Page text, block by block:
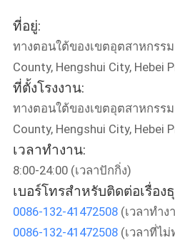
เกี่ยว
กับ
เรา
ทัวร์
โรงงาน
ควบคุม
ที่อยู่:
ทางตอนใต้ของเขตอุตสาหกรรม
County, Hengshui City, Hebei
ที่ตั้งโรงงาน:
ทางตอนใต้ของเขตอุตสาหกรรม
County, Hengshui City, Hebei
เวลาทำงาน:
8:00-24:00 (เวลาปักกิ่ง)
เบอร์โทรสำหรับติดต่อเรื่อง
0086-132-41472508(เวลาทำง
0086-132-41472508(เวลาที่ไม่